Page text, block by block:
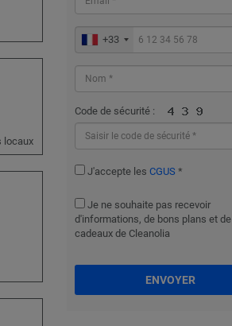
locaux
+33
Code de sécurité :
J'accepte les CGUS *
Je ne souhaite pas recevoir
d'informations, de bons plans et de
cadeaux de Cleanolia
ENVOYER